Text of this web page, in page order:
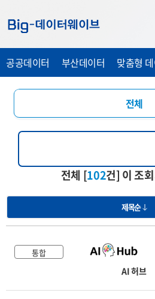
가
가
가
공공데이터 부산데이터 맞춤형
전체
통합
관광복지
의료건강
교통물류
전체 [102건] 이 조
제목순
통합
AI 허브